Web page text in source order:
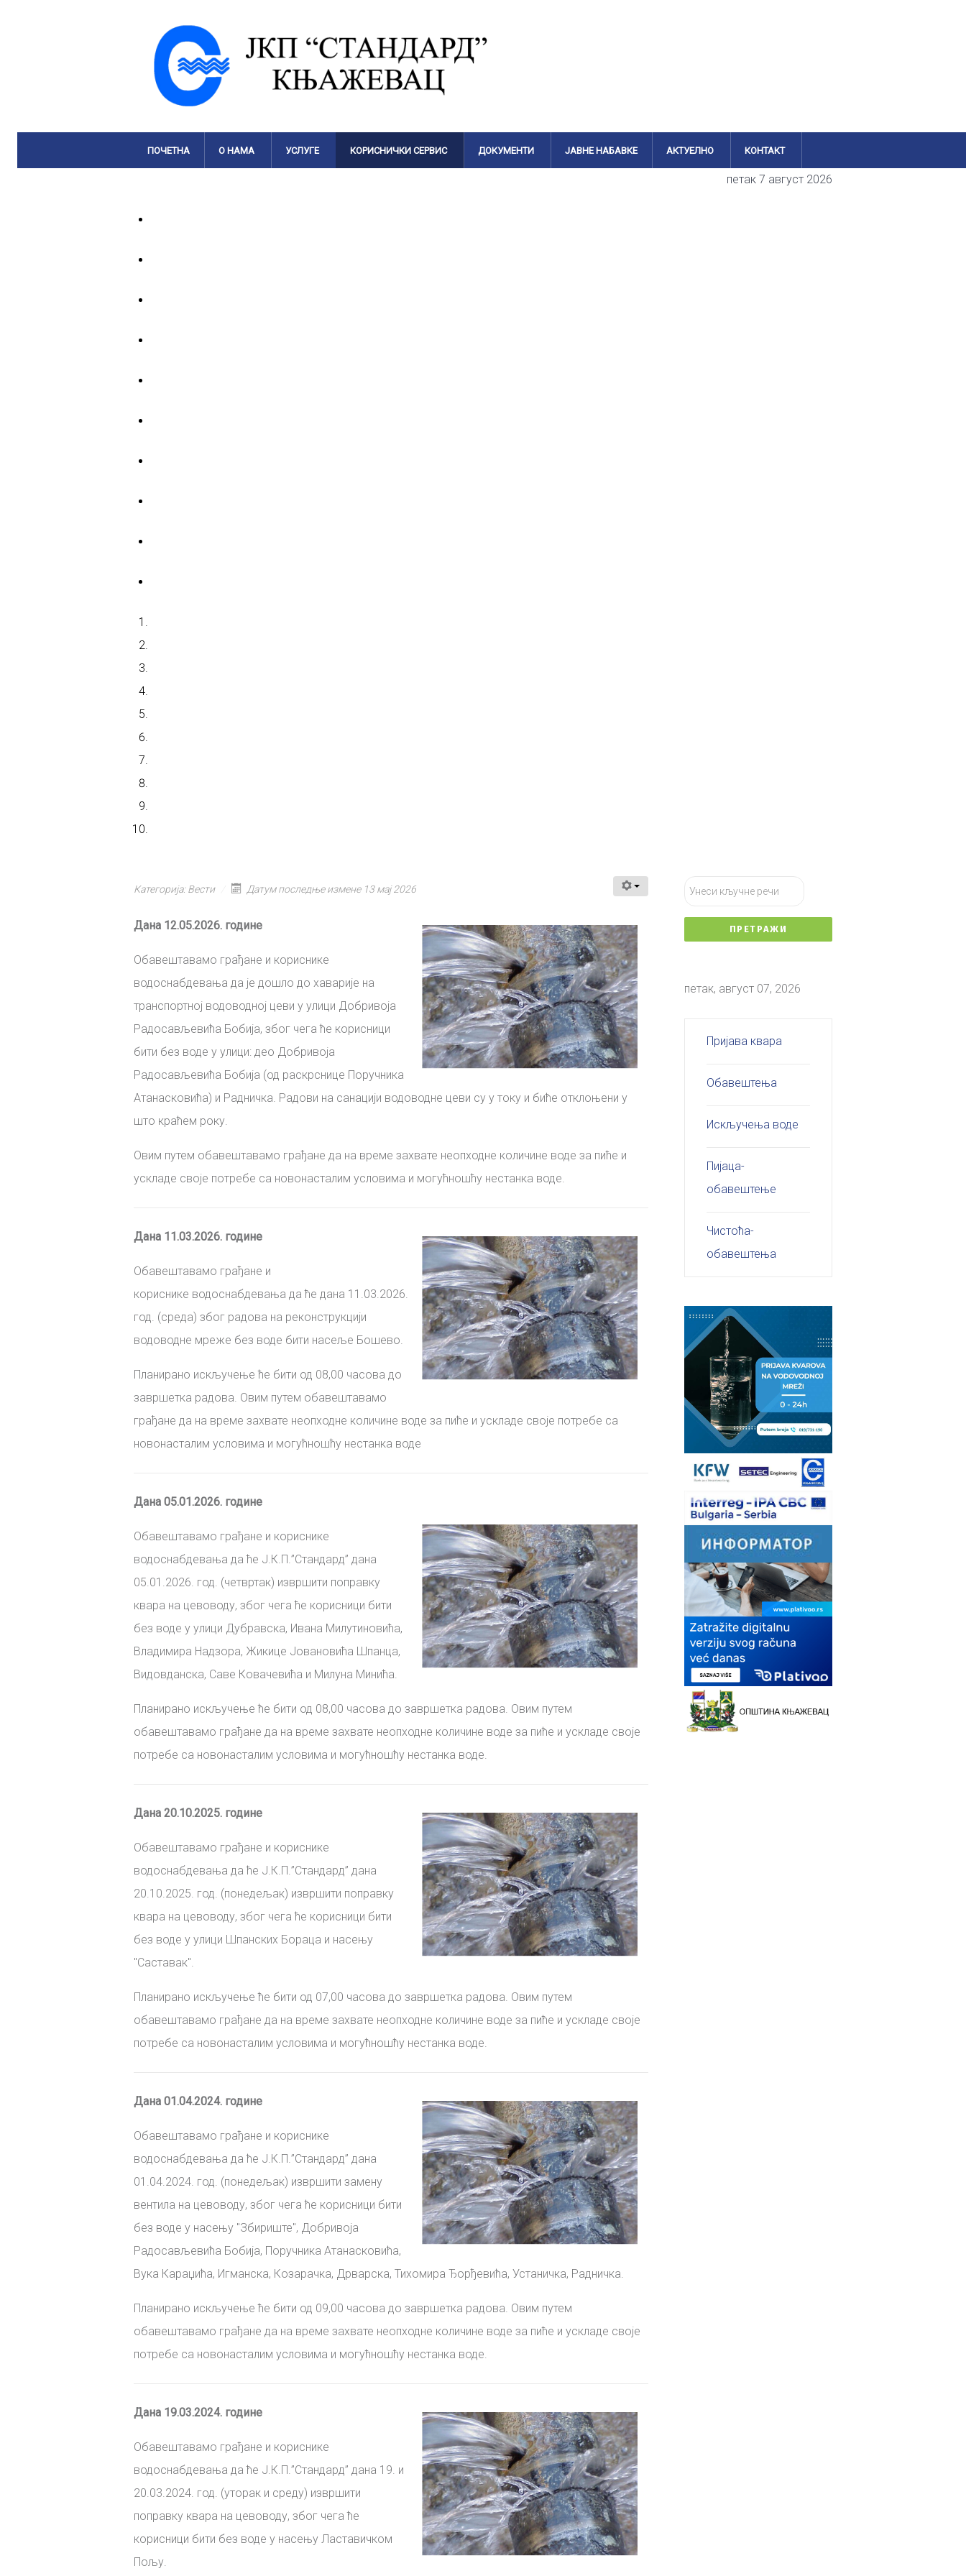
ПОЧЕТНА О НАМА УСЛУГЕ КОРИСНИЧКИ СЕРВИС ДОКУМЕНТИ ЈАВНЕ НАБАВКЕ АКТУЕЛНО КОНТАКТ
петак 7 август 2026
Категорија:Вести Датум последње измене 13 мај 2026
Дана 12.05.2026. године
Обавештавамо грађане и кориснике
водоснабдевања да је дошло до хаварије на
транспортној водоводној цеви у улици Добривоја
Радосављевића Бобија, због чега ће корисници
бити без воде у улици: део Добривоја
Радосављевића Бобија (од раскрснице Поручника
Атанасковића) и Радничка . Радови на санацији водоводне цеви су у току и биће отклоњени у
што краћем року.
Овим путем обавештавамо грађане да на време захвате неопходне количине воде за пиће и
ускладе своје потребе са новонасталим условима и могућношћу нестанка воде.
Дана 11.03.2026. године
Обавештавамо грађане и
кориснике водоснабдевања да ће дана 11.03.2026.
год. (среда) због радова на реконструкцији
водоводне мреже без воде бити насеље Бошево.
Планирано искључење ће бити од 08,00 часова до
завршетка радова. Овим путем обавештавамо
грађане да на време захвате неопходне количине воде за пиће и ускладе своје потребе са
новонасталим условима и могућношћу нестанка воде
Дана 05.01.2026. године
Обавештавамо грађане и кориснике
водоснабдевања да ће Ј К П .”Стандард” дана
05.01.2026. год. (четвртак) извршити поправку
квара на цевоводу, због чега ће корисници бити
без водеу улици Дубравска, Ивана Милутиновића,
Владимира Надзора, Жикице Јовановића Шпанца,
Видовданска, Саве Ковачевића и Милуна Минића
Планирано искључење ће бити од 08,00 часова до завршетка радова. Овим путем
обавештавамо грађане да на време захвате неопходне количине воде за пиће и ускладе своје
потребе са новонасталим условима и могућношћу нестанка воде.
Дана 20.10.2025. године
Обавештавамо грађане и кориснике
водоснабдевања да ће Ј К П .”Стандард” дана
20.10.2025. год. (понедељак) извршити поправку
квара на цевоводу, због чега ће корисници бити
без водеу улици Шпанских Бораца и насењу
"Саставак"
Планирано искључење ће бити од 07,00 часова до завршетка радова. Овим путем
обавештавамо грађане да на време захвате неопходне количине воде за пиће и ускладе своје
потребе са новонасталим условима и могућношћу нестанка воде.
Дана 01.04.2024. године
Обавештавамо грађане и кориснике
водоснабдевања да ће Ј К П .”Стандард” дана
01.04.2024. год. (понедељак) извршити замену
вентила на цевоводу, због чега ће корисници бити
без водеу насењу "Збириште", Добривоја
Радосављевића Бобија, Поручника Атанасковића,
Вука Караџића, Игманска, Козарачка, Дрварска, Тихомира Ђорђевића, Устаничка, Радничка
Планирано искључење ће бити од 09,00 часова до завршетка радова. Овим путем
обавештавамо грађане да на време захвате неопходне количине воде за пиће и ускладе своје
потребе са новонасталим условима и могућношћу нестанка воде.
Дана 19.03.2024. године
Обавештавамо грађане и кориснике
водоснабдевања да ће Ј К П .”Стандард” дана 19. и
20.03.2024. год. (уторак и среду) извршити
поправку квара на цевоводу, због чега ће
корисници бити без водеу насењу Ластавичком
Пољу
тражи...
ПРЕТРАЖИ
петак, август 07, 2026
Пријава квара
Обавештења
Искључења воде
Пијаца-
обавештење
Чистоћа-
обавештења